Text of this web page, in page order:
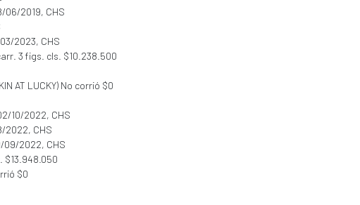
06/2019, CHS
2023, CHS
3 figs. cls. $10.238.500
AT LUCKY) No corrió $0
10/2022, CHS
2022, CHS
09/2022, CHS
$13.948.050
$0